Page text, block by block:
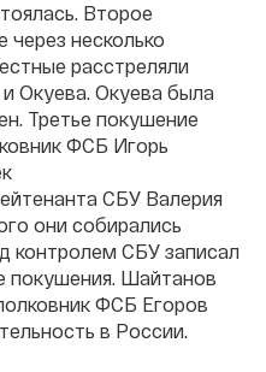
Второе
несколько
расстреляли
Окуева. Окуева была
Третье покушение
ФСБ Игорь
СБУ Валерия
они собирались
контролем СБУ записал
покушения. Шайтанов
ФСБ Егоров
в России.